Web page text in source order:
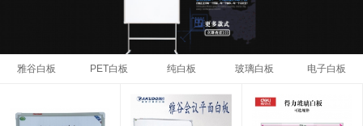
雅谷白板 PET白板 纯白板 玻璃白板 电子白板